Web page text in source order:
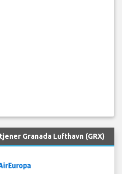
Granada Lufthavn (GRX)